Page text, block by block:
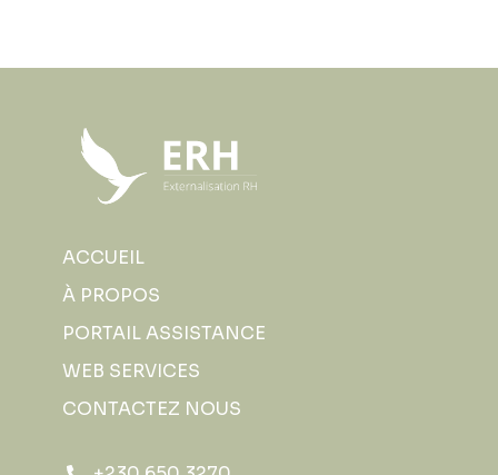
ACCUEIL
À PROPOS
PORTAIL ASSISTANCE
WEB SERVICES
CONTACTEZ NOUS